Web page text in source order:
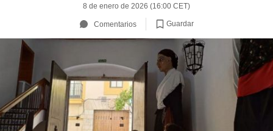
8 de enero de 2026 (16:00 CET)
Comentarios Guardar